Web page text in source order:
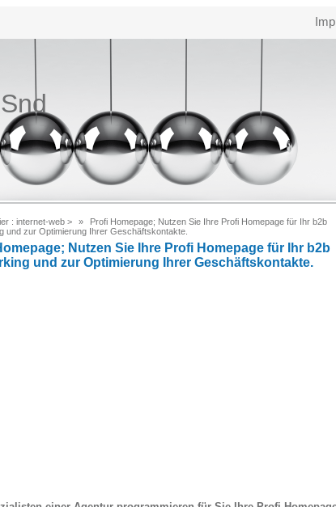
: internet-web >
Profi Homepage; Nutzen Sie Ihre Profi Homepage für Ihr b2b
und zur Optimierung Ihrer Geschäftskontakte.
Nutzen Sie Ihre Profi Homepage für Ihr b2b
und zur Optimierung Ihrer Geschäftskontakte.